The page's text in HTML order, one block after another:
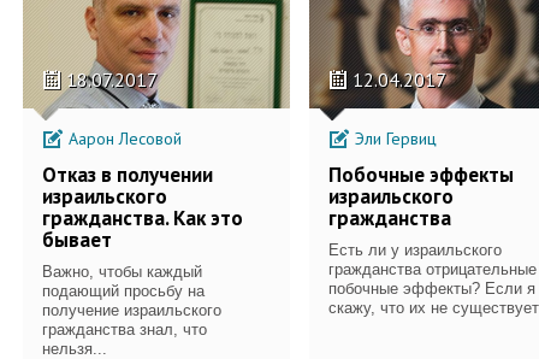
18.07.2017
Аарон Лесовой
Отказ в получении
израильского
гражданства. Как это
бывает
Важно, чтобы каждый
подающий просьбу на
получение израильского
гражданства знал, что
нельзя...
12.04.2017
Эли Гервиц
Побочные эффекты
израильского
гражданства
Есть ли у израильского
гражданства отрицательные
побочные эффекты? Если я
скажу, что их не